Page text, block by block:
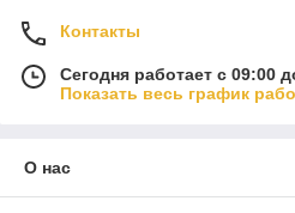
Контакты
Сегодня работает с 09:00
Показать весь график
О нас